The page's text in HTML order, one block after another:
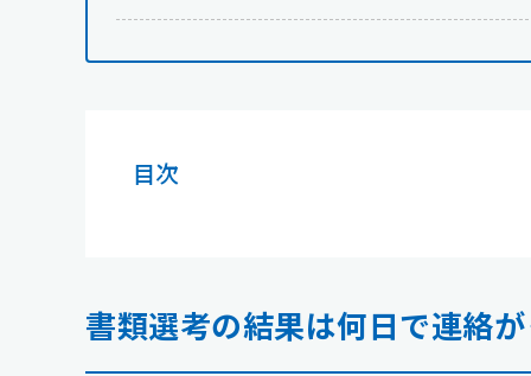
目次
書類選考の結果は何日で連絡